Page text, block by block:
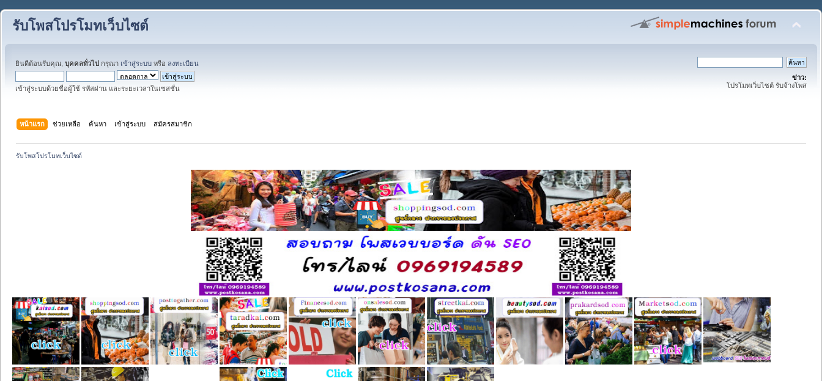
รับโพสโปรโมทเว็บไซต์
ยินดีต้อนรับคุณ, บุคคลทั่วไป กรุณา เข้าสู่ระบบ หรือ ลงทะเบียน
เข้าสู่ระบบด้วยชื่อผู้ใช้ รหัสผ่าน และระยะเวลาในเซสชั่น
ข่าว:
โปรโมทเว็บไซต์ รับจ้างโพส
หน้าแรก ช่วยเหลือ ค้นหา เข้าสู่ระบบ สมัครสมาชิก
รับโพสโปรโมทเว็บไซต์